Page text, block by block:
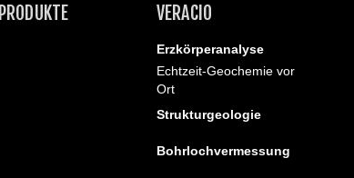
PRODUKTE VERACIO
Erzkörperanalyse
Echtzeit-Geochemie vor
Ort
Strukturgeologie
Bohrlochvermessung